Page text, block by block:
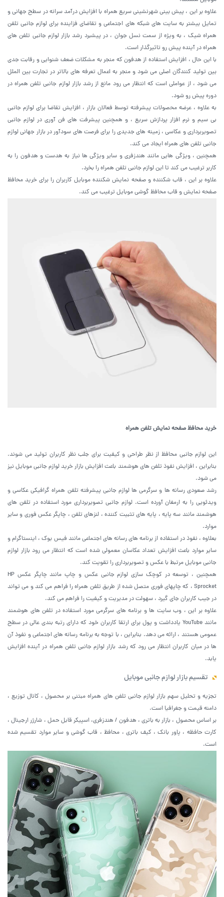
علاوه بر این ، پیش بینی شهرنشینی سریع همراه با افزایش درآمد سرانه در سطح جهانی و
تمایل بیشتر به سایت های شبکه های اجتماعی و تقاضای فزاینده برای لوازم جانبی تلفن
همراه شیک ، به ویژه از سمت نسل جوان ، در پیشبرد رشد بازار لوازم جانبی تلفن های
همراه در آینده پیش رو تاثیرگذار است.
با این حال ، افزایش استفاده از هدفون که منجر به مشکلات ضعف شنوایی و رقابت جدی
بین تولید کنندگان اصلی می شود و منجر به اعمال تعرفه های بالاتر در تجارت بین الملل
می شود ، از عواملی است که انتظار می رود مانع از رشد بازار لوازم جانبی تلفن همراه در
دوره پیش رو شود.
به علاوه ، عرضه محصولات پیشرفته توسط فعالان بازار ، افزایش تقاضا برای لوازم جانبی
بی سیم و نرم افزار پردازش سریع ، و همچنین پیشرفت های فن آوری در لوازم جانبی
تصویربرداری و عکاسی ، زمینه های جدیدی را برای فرصت های سودآور در بازار جهانی لوازم
جانبی تلفن های همراه ایجاد می کند.
همچنین ، ویژگی هایی مانند هندزفری و سایر ویژگی ها نیاز به هدست و هدفون را به
کاربر ترغیب می کند تا این لوازم جانبی تلفن همراه را بخرد.
علاوه بر این ، قاب شکننده و صفحه نمایش شکننده موبایل کاربران را برای خرید محافظ
صفحه نمایش و قاب محافظ گوشی موبایل ترغیب می کند.
خرید محافظ صفحه نمایش تلفن همراه
این لوازم جانبی محافظ از نظر طراحی و کیفیت برای جلب نظر کاربران تولید می شوند.
بنابراین ، افزایش نفوذ تلفن های هوشمند باعث افزایش بازار خرید لوازم جانبی موبایل نیز
می شود.
رشد صعودی رسانه ها و سرگرمی ها لوازم جانبی پیشرفته تلفن همراه گرافیکی عکاسی و
ویدئویی را به ارمغان آورده است. لوازم جانبی تصویربرداری مورد استفاده در تلفن های
هوشمند مانند سه پایه ، پایه های تثبیت کننده ، لنزهای تلفن ، چاپگر عکس فوری و سایر
موارد.
بعلاوه ، نفوذ در استفاده از برنامه های رسانه های اجتماعی مانند فیس بوک ، اینستاگرام و
سایر موارد باعث افزایش تعداد عکاسان معمولی شده است که انتظار می رود بازار لوازم
جانبی موبایل مرتبط با عکس و تصویربرداری را تقویت کند.
همچنین ، توسعه در کوچک سازی لوازم جانبی عکس و چاپ مانند چاپگر عکس HP
Sprocket ، که چاپهای فوری متصل شده از طریق تلفن همراه را فراهم می کند و می تواند
در جیب کاربران جای گیرد ، سهولت در مدیریت و کیفیت را فراهم می کند.
علاوه بر این ، وب سایت ها و برنامه های سرگرمی مورد استفاده در تلفن های هوشمند
مانند YouTube یادداشت و پول برای ارتقا کاربران خود که دارای رتبه بندی عالی در سطح
عمومی هستند ، ارائه می دهد. بنابراین ، با توجه به برنامه رسانه های اجتماعی و نفوذ آن
ها در میان کاربران انتظار می رود که رشد بازار لوازم جانبی تلفن همراه در آینده افزایش
یابد.
تقسیم بازار لوازم جانبی موبایل
تجزیه و تحلیل سهم بازار لوازم جانبی تلفن های همراه مبتنی بر محصول ، کانال توزیع ،
دامنه قیمت و جغرافیا است.
بر اساس محصول ، بازار به باتری ، هدفون / هندزفری، اسپیکر قابل حمل ، شارژر ارجینال ،
کارت حافظه ، پاور بانک ، کیف باتری ، محافظ ، قاب گوشی و سایر موارد تقسیم شده
است.